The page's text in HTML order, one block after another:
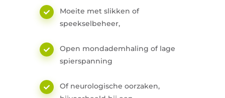
Moeite met slikken of
speekselbeheer,
Open mondademhaling of lage
spierspanning
Of neurologische oorzaken,